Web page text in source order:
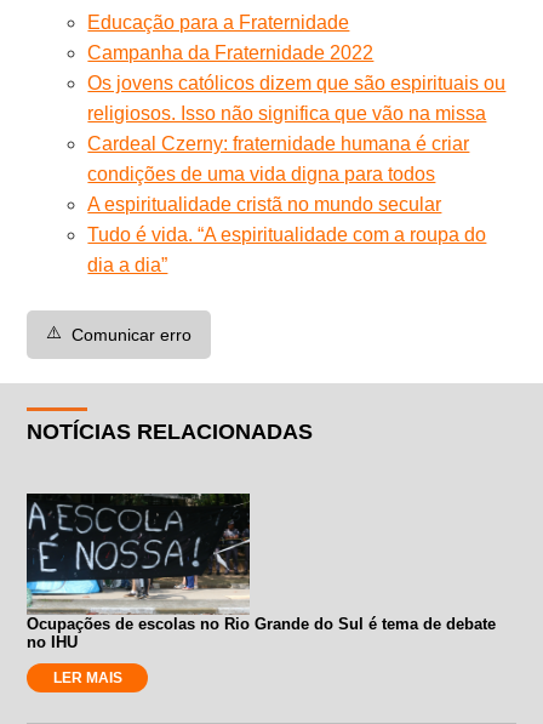
Educação para a Fraternidade
Campanha da Fraternidade 2022
Os jovens católicos dizem que são espirituais ou
religiosos. Isso não significa que vão na missa
Cardeal Czerny: fraternidade humana é criar
condições de uma vida digna para todos
A espiritualidade cristã no mundo secular
Tudo é vida. “A espiritualidade com a roupa do
dia a dia”
⚠️ Comunicar erro
NOTÍCIAS RELACIONADAS
Ocupações de escolas no Rio Grande do Sul é tema de debate
no IHU
LER MAIS